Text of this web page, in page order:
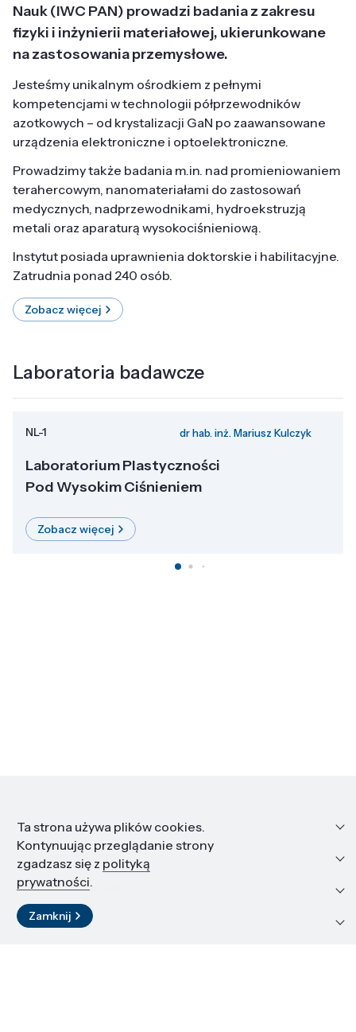
Nauk (IWC PAN) prowadzi badania z zakresu
fizyki i inżynierii materiałowej, ukierunkowane
na zastosowania przemysłowe.
Jesteśmy unikalnym ośrodkiem z pełnymi
kompetencjami w technologii półprzewodników
azotkowych – od krystalizacji GaN po zaawansowane
urządzenia elektroniczne i optoelektroniczne.
Prowadzimy także badania m.in. nad promieniowaniem
terahercowym, nanomateriałami do zastosowań
medycznych, nadprzewodnikami, hydroekstruzją
metali oraz aparaturą wysokociśnieniową.
Instytut posiada uprawnienia doktorskie i habilitacyjne.
Zatrudnia ponad 240 osób.
Zobacz więcej
Laboratoria badawcze
NL-1 dr hab. inż. Mariusz Kulczyk
Laboratorium Plastyczności
Pod Wysokim Ciśnieniem
Zobacz więcej
Informacje
Edukacja i kariera
Zasoby i materiały
Kontakt
Ta strona używa plików cookies.
Kontynuując przeglądanie strony
zgadzasz się z polityką
prywatności.
Zamknij